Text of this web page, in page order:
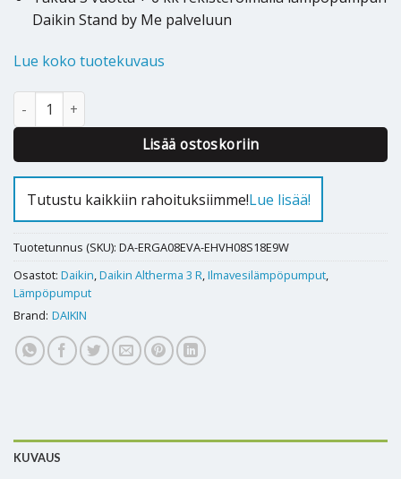
Daikin Stand by Me palveluun
Lue koko tuotekuvaus
Ilmavesilämpöpumppu Daikin Altherma 3R F 8kW 180l määrä
Lisää ostoskoriin
Alternative:
Tutustu kaikkiin rahoituksiimme!Lue lisää!
Tuotetunnus (SKU): DA-ERGA08EVA-EHVH08S18E9W
Osastot: Daikin,Daikin Altherma 3 R,Ilmavesilämpöpumput,
Lämpöpumput
Brand: DAIKIN
KUVAUS